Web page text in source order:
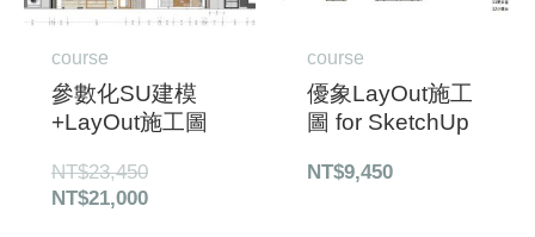
course
參數化SU建模
+LayOut施工圖
NT$23,450
NT$21,000
course
優象LayOut施工
圖 for SketchUp
NT$9,450